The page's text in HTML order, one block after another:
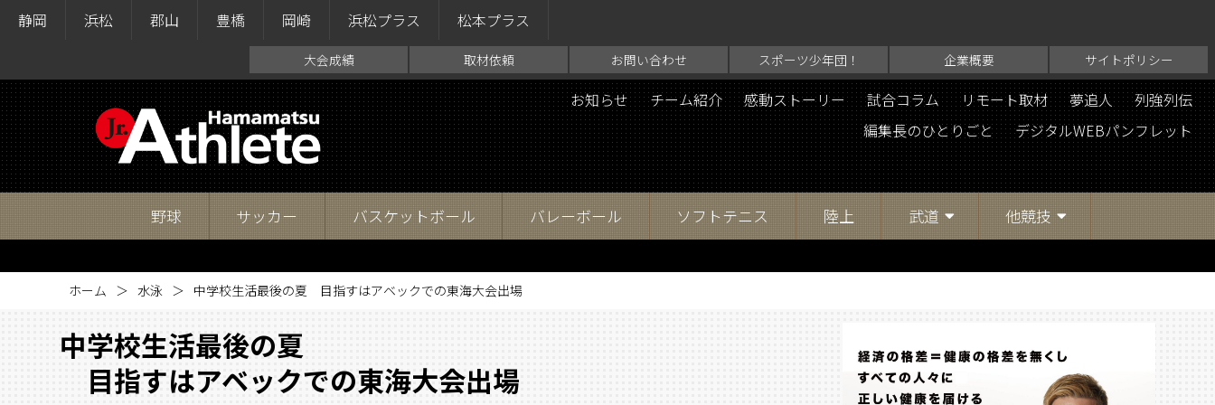
静岡 浜松 郡山 豊橋 岡崎 浜松プラス 松本プラス
大会成績 取材依頼 お問い合わせ スポーツ少年団！ 企業概要 サイトポリシー
お知らせ チーム紹介 感動ストーリー 試合コラム リモート取材 夢追人
列強列伝
編集長のひとりごと
デジタルWEBパンフレット
野球 サッカー バスケットボール バレーボール ソフトテニス 陸上 武道 他競技
ホーム 水泳 中学校生活最後の夏 目指すはアベックでの東海大会出場
中学校生活最後の夏
目指すはアベックでの東海大会出場